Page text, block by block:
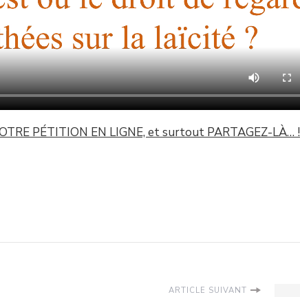
PÉTITION EN LIGNE, et surtout PARTAGEZ-LÀ… !
ARTICLE SUIVANT